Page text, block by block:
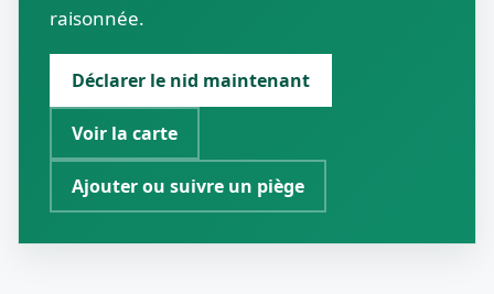
raisonnée.
Déclarer le nid maintenant
Voir la carte
Ajouter ou suivre un piège